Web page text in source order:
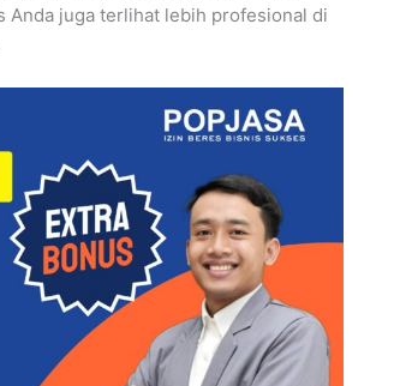
Anda juga terlihat lebih profesional di